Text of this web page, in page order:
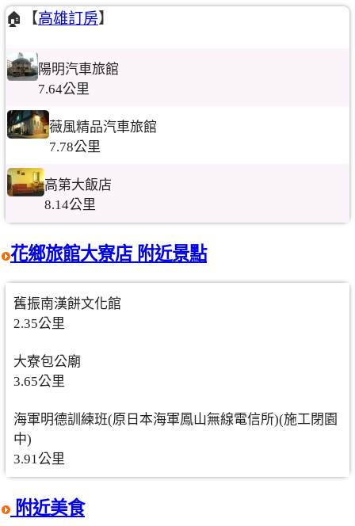
🏠【高雄訂房】
陽明汽車旅館
7.64公里
薇風精品汽車旅館
7.78公里
高第大飯店
8.14公里
花鄉旅館大寮店 附近景點
舊振南漢餅文化館
2.35公里
大寮包公廟
3.65公里
海軍明德訓練班(原日本海軍鳳山無線電信所)(施工閉園
中)
3.91公里
附近美食